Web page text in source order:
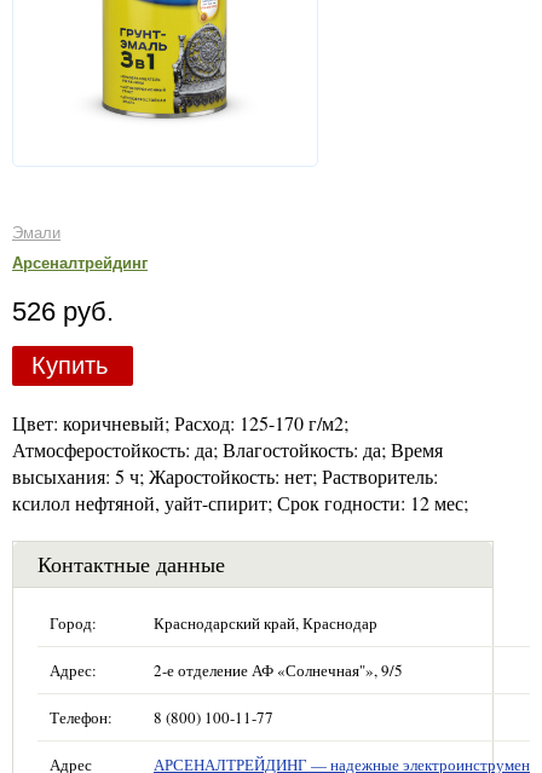
Эмали
Арсеналтрейдинг
526 руб.
Купить
Цвет: коричневый; Расход: 125-170 г/м2;
Атмосферостойкость: да; Влагостойкость: да; Время
высыхания: 5 ч; Жаростойкость: нет; Растворитель:
ксилол нефтяной, уайт-спирит; Срок годности: 12 мес;
Контактные данные
Город: Краснодарский край, Краснодар
Адрес: 2-е отделение АФ «Солнечная"», 9/5
Телефон: 8 (800) 100-11-77
Адрес
АРСЕНАЛТРЕЙДИНГ — надежные